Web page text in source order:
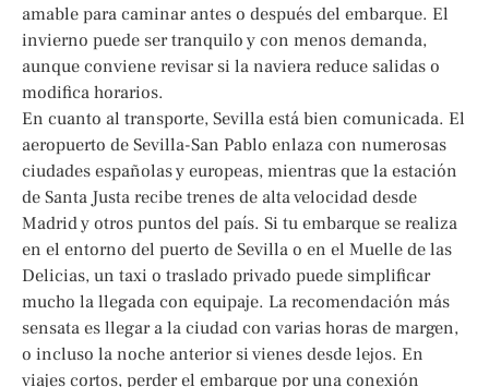
amable para caminar antes o después del embarque. El
invierno puede ser tranquilo y con menos demanda,
aunque conviene revisar si la naviera reduce salidas o
modifica horarios.
En cuanto al transporte, Sevilla está bien comunicada. El
aeropuerto de Sevilla-San Pablo enlaza con numerosas
ciudades españolas y europeas, mientras que la estación
de Santa Justa recibe trenes de alta velocidad desde
Madrid y otros puntos del país. Si tu embarque se realiza
en el entorno del puerto de Sevilla o en el Muelle de las
Delicias, un taxi o traslado privado puede simplificar
mucho la llegada con equipaje. La recomendación más
sensata es llegar a la ciudad con varias horas de margen,
o incluso la noche anterior si vienes desde lejos. En
viajes cortos, perder el embarque por una conexión